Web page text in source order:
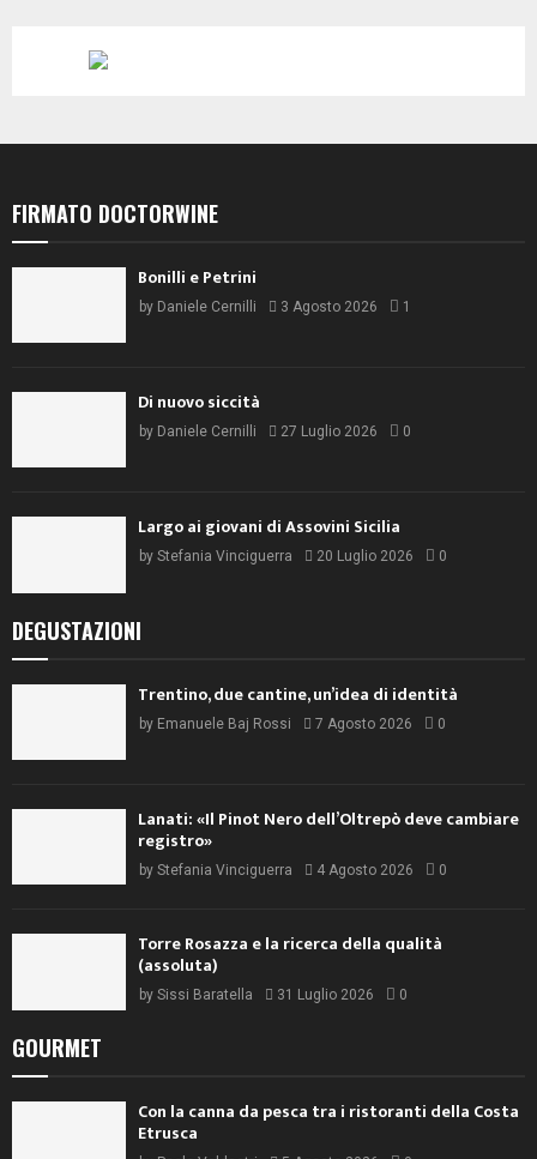
FIRMATO DOCTORWINE
Bonilli e Petrini
by Daniele Cernilli 3 Agosto 2026 1
Di nuovo siccità
by Daniele Cernilli 27 Luglio 2026 0
Largo ai giovani di Assovini Sicilia
by Stefania Vinciguerra 20 Luglio 2026 0
DEGUSTAZIONI
Trentino, due cantine, un’idea di identità
by Emanuele Baj Rossi 7 Agosto 2026 0
Lanati: «Il Pinot Nero dell’Oltrepò deve cambiare
registro»
by Stefania Vinciguerra 4 Agosto 2026 0
Torre Rosazza e la ricerca della qualità
(assoluta)
by Sissi Baratella 31 Luglio 2026 0
GOURMET
Con la canna da pesca tra i ristoranti della Costa
Etrusca